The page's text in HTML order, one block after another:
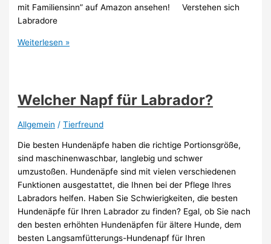
mit Familiensinn” auf Amazon ansehen! Verstehen sich
Labradore
Labrador:
Hunderasse
passt
zu
Weiterlesen »
Welcher Napf für Labrador?
Allgemein /Tierfreund
Die besten Hundenäpfe haben die richtige Portionsgröße,
sind maschinenwaschbar, langlebig und schwer
umzustoßen. Hundenäpfe sind mit vielen verschiedenen
Funktionen ausgestattet, die Ihnen bei der Pflege Ihres
Labradors helfen. Haben Sie Schwierigkeiten, die besten
Hundenäpfe für Ihren Labrador zu finden? Egal, ob Sie nach
den besten erhöhten Hundenäpfen für ältere Hunde, dem
besten Langsamfütterungs-Hundenapf für Ihren